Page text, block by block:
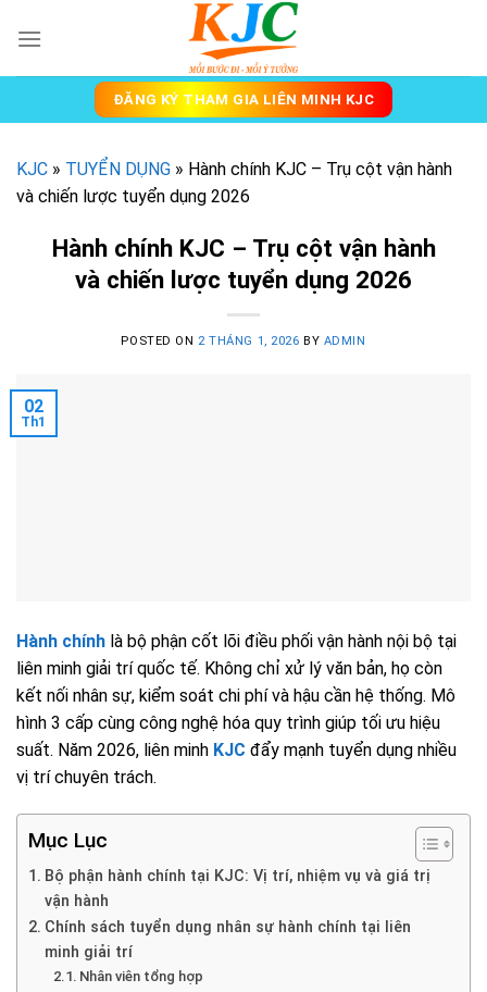
ĐĂNG KÝ THAM GIA LIÊN MINH KJC
KJC » TUYỂN DỤNG » Hành chính KJC – Trụ cột vận hành
và chiến lược tuyển dụng 2026
Hành chính KJC – Trụ cột vận hành
và chiến lược tuyển dụng 2026
POSTED ON 2 THÁNG 1, 2026 BY ADMIN
02
Th1
Hành chính là bộ phận cốt lõi điều phối vận hành nội bộ tại
liên minh giải trí quốc tế. Không chỉ xử lý văn bản, họ còn
kết nối nhân sự, kiểm soát chi phí và hậu cần hệ thống. Mô
hình 3 cấp cùng công nghệ hóa quy trình giúp tối ưu hiệu
suất. Năm 2026, liên minh KJC đẩy mạnh tuyển dụng nhiều
vị trí chuyên trách.
Mục Lục
Bộ phận hành chính tại KJC: Vị trí, nhiệm vụ và giá trị
vận hành
Chính sách tuyển dụng nhân sự hành chính tại liên
minh giải trí
Nhân viên tổng hợp